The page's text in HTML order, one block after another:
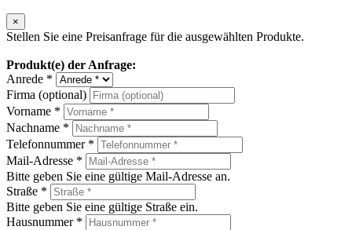
×
Stellen Sie eine Preisanfrage für die ausgewählten Produkte.
Produkt(e) der Anfrage:
Anrede *
Firma (optional)
Vorname *
Nachname *
Telefonnummer *
Mail-Adresse *
Bitte geben Sie eine gültige Mail-Adresse an.
Straße *
Bitte geben Sie eine gültige Straße ein.
Hausnummer *